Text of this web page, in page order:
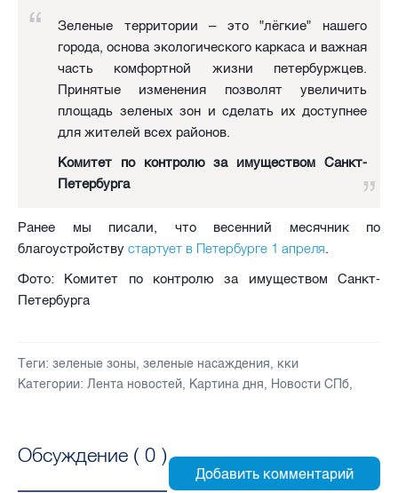
Зеленые территории – это "лёгкие" нашего
города, основа экологического каркаса и важная
часть комфортной жизни петербуржцев.
Принятые изменения позволят увеличить
площадь зеленых зон и сделать их доступнее
для жителей всех районов.
Комитет по контролю за имуществом Санкт-
Петербурга
Ранее мы писали, что весенний месячник по
благоустройству стартует в Петербурге 1 апреля.
Фото: Комитет по контролю за имуществом Санкт-
Петербурга
Теги: зеленые зоны, зеленые насаждения, кки
Категории: Лента новостей, Картина дня, Новости СПб,
Обсуждение ( 0 )